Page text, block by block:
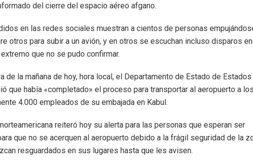
del cierre del espacio aéreo afgano.
en las redes sociales muestran a cientos de personas
otros para subir a un avión, y en otros se escuchan incluso disparos
que no se pudo confirmar.
de la mañana de hoy, hora local, el Departamento de Estado de Estados
que había «completado» el proceso para transportar al aeropuerto a los
4.000 empleados de su embajada en Kabul.
reiteró hoy su alerta para las personas que esperan ser
que no se acerquen al aeropuerto debido a la frágil seguridad de la
resguardados en sus lugares hasta que les avisen.